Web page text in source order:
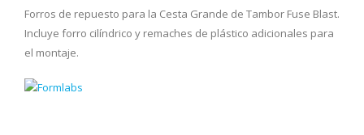
Forros de repuesto para la Cesta Grande de Tambor Fuse Blast.
Incluye forro cilíndrico y remaches de plástico adicionales para
el montaje.